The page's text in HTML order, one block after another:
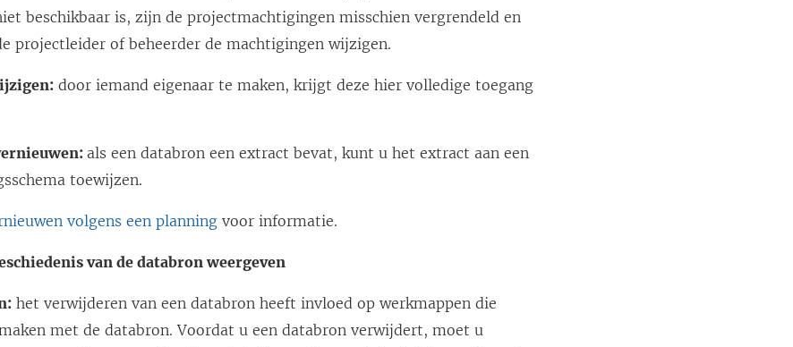
beschikbaar is, zijn de projectmachtigingen misschien vergrendeld en
projectleider of beheerder de machtigingen wijzigen.
door iemand eigenaar te maken, krijgt deze hier volledige toegang
als een databron een extract bevat, kunt u het extract aan een
toewijzen.
volgens een planning voor informatie.
van de databron weergeven
het verwijderen van een databron heeft invloed op werkmappen die
met de databron. Voordat u een databron verwijdert, moet u